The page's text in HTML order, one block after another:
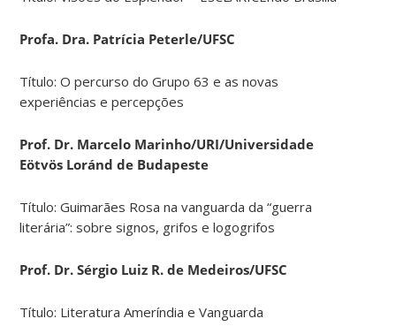
Profa. Dra. Patrícia Peterle/UFSC
Título: O percurso do Grupo 63 e as novas
experiências e percepções
Prof. Dr. Marcelo Marinho/URI/Universidade
Eötvös Loránd de Budapeste
Título: Guimarães Rosa na vanguarda da “guerra
literária”: sobre signos, grifos e logogrifos
Prof. Dr. Sérgio Luiz R. de Medeiros/UFSC
Título: Literatura Ameríndia e Vanguarda